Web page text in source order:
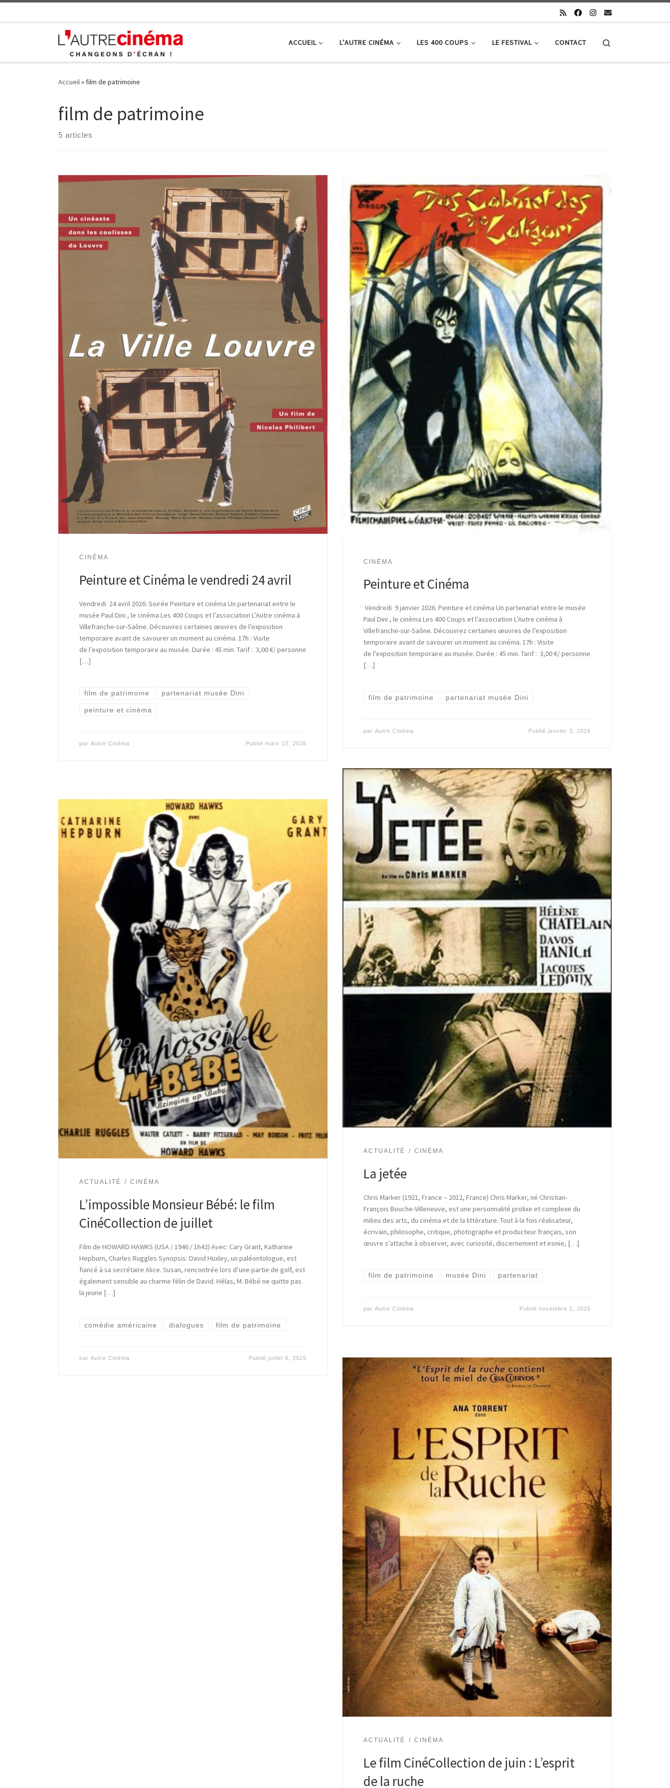
ACCUEIL L’AUTRE CINÉMA LES 400 COUPS LE FESTIVAL CONTACT
Accueil»film de patrimoine
film de patrimoine
5 articles
CINÉMA
Peinture et Cinéma le vendredi 24 avril
Vendredi 24 avril 2026: Soirée Peinture et cinéma Un partenariat entre le
musée Paul Dini , le cinéma Les 400 Coups et l’association L’Autre cinéma à
Villefranche-sur-Saône. Découvrez certaines œuvres de l’exposition
temporaire avant de savourer un moment au cinéma. 17h : Visite
de l’exposition temporaire au musée. Durée : 45 min. Tarif : 3,00 €/ personne
[…]
film de patrimoine partenariat musée Dini
peinture et cinéma
par Autre Cinéma Publié mars 12, 2026
CINÉMA
Peinture et Cinéma
Vendredi 9 janvier 2026. Peinture et cinéma Un partenariat entre le musée
Paul Dini , le cinéma Les 400 Coups et l’association L’Autre cinéma à
Villefranche-sur-Saône. Découvrez certaines œuvres de l’exposition
temporaire avant de savourer un moment au cinéma. 17h : Visite
de l’exposition temporaire au musée. Durée : 45 min. Tarif : 3,00 €/ personne
[…]
film de patrimoine partenariat musée Dini
par Autre Cinéma Publié janvier 3, 2026
ACTUALITÉ CINÉMA
La jetée
Chris Marker (1921, France – 2012, France) Chris Marker, né Christian-
François Bouche-Villeneuve, est une personnalité prolixe et complexe du
milieu des arts, du cinéma et de la littérature. Tout à la fois réalisateur,
écrivain, philosophe, critique, photographe et producteur français, son
œuvre s’attache à observer, avec curiosité, discernement et ironie, […]
film de patrimoine musée Dini partenariat
par Autre Cinéma Publié novembre 1, 2025
ACTUALITÉ CINÉMA
L’impossible Monsieur Bébé: le film
CinéCollection de juillet
Film de HOWARD HAWKS (USA / 1946 / 1h42) Avec: Cary Grant, Katharine
Hepburn, Charles Ruggles Synopsis: David Huxley, un paléontologue, est
fiancé à sa secrétaire Alice. Susan, rencontrée lors d’une partie de golf, est
également sensible au charme félin de David. Hélas, M. Bébé ne quitte pas
la jeune […]
comédie américaine dialogues film de patrimoine
par Autre Cinéma Publié juillet 6, 2025
ACTUALITÉ CINÉMA
Le film CinéCollection de juin : L’esprit
de la ruche